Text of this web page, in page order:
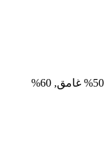
40% أشقر 60% غامق, 50% أشقر 50% غامق, 60%